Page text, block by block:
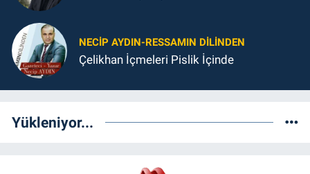
NECIP AYDIN-RESSAMIN DILINDEN
Çelikhan İçmeleri Pislik İçinde
Yükleniyor...